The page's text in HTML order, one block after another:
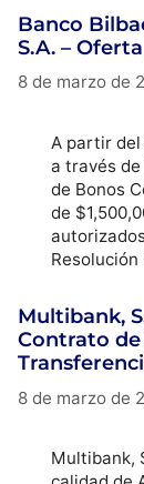
Banco
S.A. –
8 de marzo de
A partir del
a través de
de Bonos
de
Multibank,
Contrato
8 de marzo de
Multibank,